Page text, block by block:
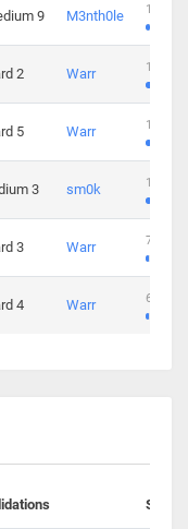
9 M3nth0le 100
2 Warr 176
5 Warr 115
3 sm0k 115
3 Warr 76
4 Warr 63